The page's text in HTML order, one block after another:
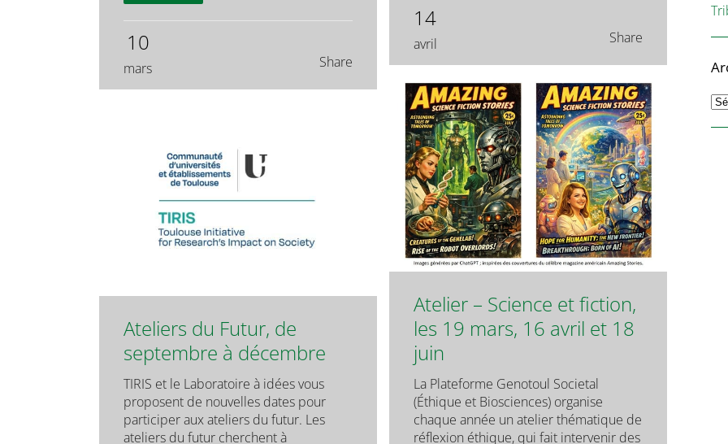
14
avril Share
10
mars Share
Atelier – Science et fiction,
les 19 mars, 16 avril et 18
juin
La Plateforme Genotoul Societal
(Éthique et Biosciences) organise
chaque année un atelier thématique de
réflexion éthique, qui fait intervenir des
Ateliers du Futur, de
septembre à décembre
TIRIS et le Laboratoire à idées vous
proposent de nouvelles dates pour
participer aux ateliers du futur. Les
ateliers du futur cherchent à